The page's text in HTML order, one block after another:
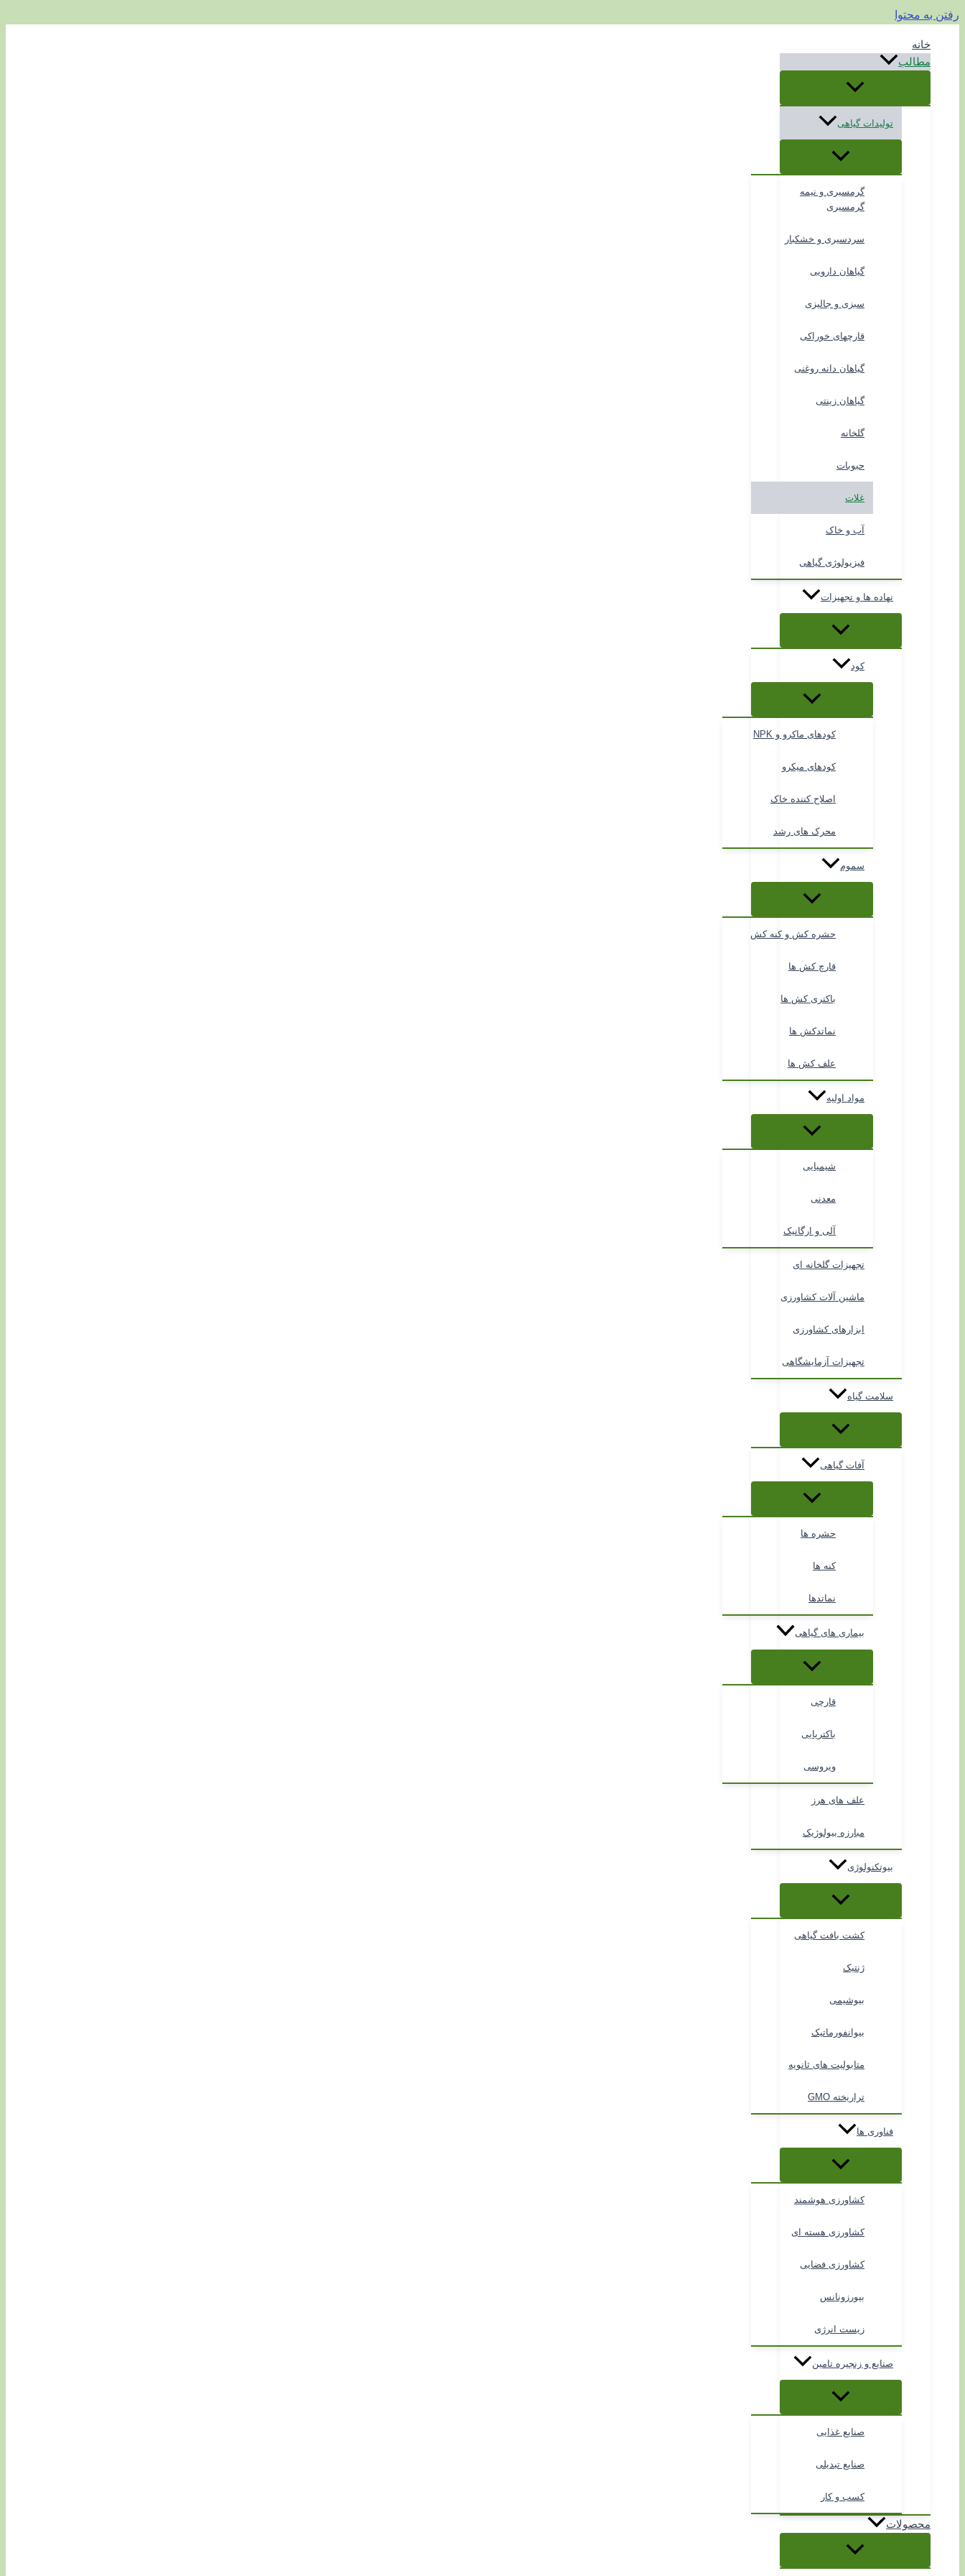
رفتن به محتوا
خانه
مطالب
تولیدات گیاهی
گرمسیری و نیمه
گرمسیری
سردسیری و خشکبار
گیاهان دارویی
سبزی و جالیزی
قارچهای خوراکی
گیاهان دانه روغنی
گیاهان زینتی
گلخانه
حبوبات
غلات
آب و خاک
فیزیولوژی گیاهی
نهاده ها و تجهیزات
کود
کودهای ماکرو و NPK
کودهای میکرو
اصلاح کننده خاک
محرک های رشد
سموم
حشره کش و کنه کش
قارچ کش ها
باکتری کش ها
نماتدکش ها
علف کش ها
مواد اولیه
شیمیایی
معدنی
آلی و ارگانیک
تجهیزات گلخانه ای
ماشین آلات کشاورزی
ابزارهای کشاورزی
تجهیزات آزمایشگاهی
سلامت گیاه
آفات گیاهی
حشره ها
کنه ها
نماتدها
بیماری های گیاهی
قارچی
باکتریایی
ویروسی
علف های هرز
مبارزه بیولوژیک
بیوتکنولوژی
کشت بافت گیاهی
ژنتیک
بیوشیمی
بیوانفورماتیک
متابولیت های ثانویه
تراریخته GMO
فناوری ها
کشاورزی هوشمند
کشاورزی هسته ای
کشاورزی فضایی
بیورزونانس
زیست انرژی
صنایع و زنجیره تامین
صنایع غذایی
صنایع تبدیلی
کسب و کار
محصولات